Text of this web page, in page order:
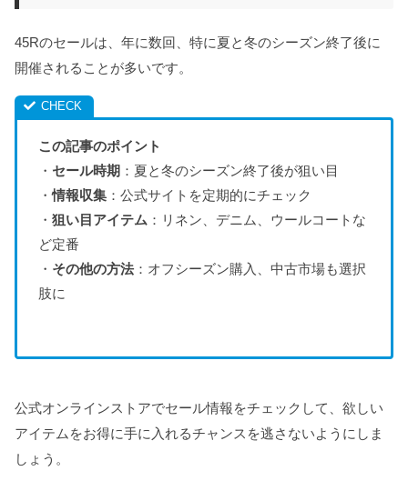
45Rのセールは、年に数回、特に夏と冬のシーズン終了後に
開催されることが多いです。
この記事のポイント
・ セール時期 ：夏と冬のシーズン終了後が狙い目
・情報収集：公式サイトを定期的にチェック
・ 狙い目アイテム ：リネン、デニム、ウールコートな
ど定番
・ その他の方法：オフシーズン購入、中古市場も選択
肢に
公式オンラインストアでセール情報をチェックして、欲しい
アイテムをお得に手に入れるチャンスを逃さないようにしま
しょう。